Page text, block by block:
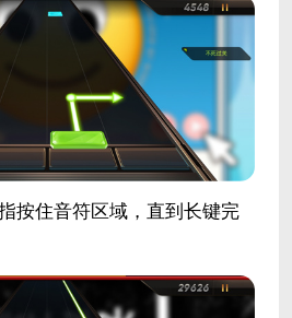
按住音符区域，直到长键完